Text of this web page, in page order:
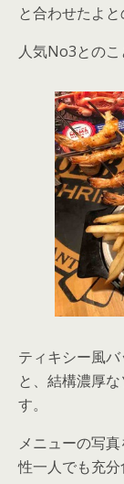
と合わせたよと
人気No3とのこ
ティキシー風
と、結構濃厚
す。
メニューの写
性一人でも充分